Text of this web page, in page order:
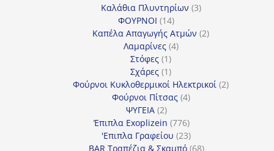
Καλάθια Πλυντηρίων 33
ΦΟΥΡΝΟΙ 1414
προϊόντα
Καπέλα Απαγωγής Ατμών 22
Λαμαρίνες 44
Στόφες 11
προϊόν
Σχάρες 11
προϊόν
Φούρνοι Κυκλοθερμικοί Ηλεκτρικοί 22
Φούρνοι Πίτσας 44
ΨΥΓΕΙΑ 22
προϊόντα
Έπιπλα Exoplizein 776776
προϊόντα
'Επιπλα Γραφείου 2323
προϊόντα
BAR Τραπέζια & Σκαμπό 6868